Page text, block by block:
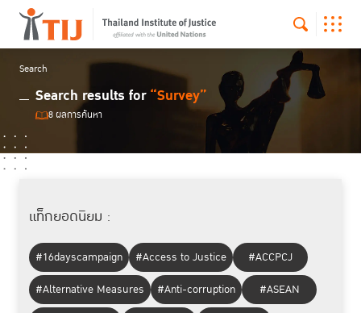
Search
Search results for“Survey”
8 ผลการค้นหา
แท็กยอดนิยม :
#16dayscampaign #Access to Justice
#ACCPCJ
#Alternative Measures
#Anti-corruption
#ASEAN